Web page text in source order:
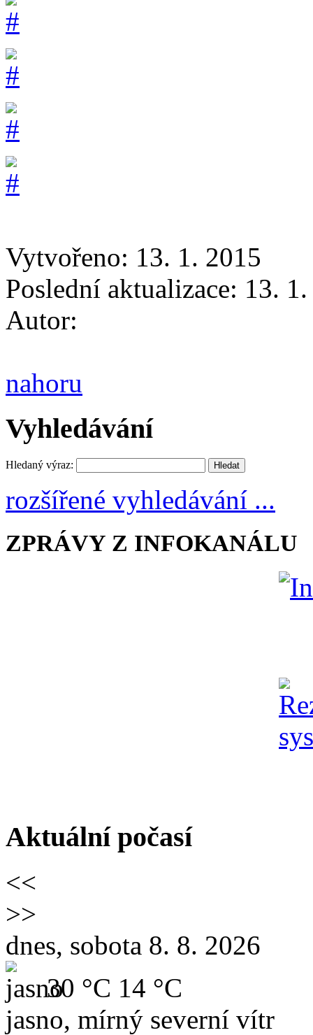
Vytvořeno: 13. 1. 2015
Poslední aktualizace: 13.
Autor:
nahoru
Vyhledávání
Hledaný výraz:
rozšířené vyhledávání ...
ZPRÁVY Z INFOKANÁLU
Aktuální počasí
<<
>>
dnes, sobota 8. 8. 2026
30 °C 14 °C
jasno, mírný severní vítr